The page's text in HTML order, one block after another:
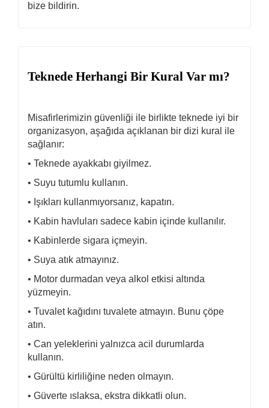
bize bildirin.
Teknede Herhangi Bir Kural Var mı?
Misafirlerimizin güvenliği ile birlikte teknede iyi bir
organizasyon, aşağıda açıklanan bir dizi kural ile
sağlanır:
• Teknede ayakkabı giyilmez.
• Suyu tutumlu kullanın.
• Işıkları kullanmıyorsanız, kapatın.
• Kabin havluları sadece kabin içinde kullanılır.
• Kabinlerde sigara içmeyin.
• Suya atık atmayınız.
• Motor durmadan veya alkol etkisi altında
yüzmeyin.
• Tuvalet kağıdını tuvalete atmayın. Bunu çöpe
atın.
• Can yeleklerini yalnızca acil durumlarda
kullanın.
• Gürültü kirliliğine neden olmayın.
• Güverte ıslaksa, ekstra dikkatli olun.